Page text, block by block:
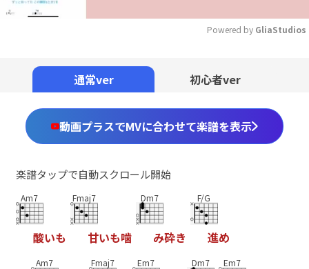
Powered by GliaStudios
通常ver 初心者ver
動画プラスでMVに合わせて楽譜を表示
楽譜タップで自動スクロール開始
Am7
酸いも
Fmaj7
甘いも噛
Dm7
み砕き
F/G
進め
Am7 Fmaj7 Em7 Dm7 Em7